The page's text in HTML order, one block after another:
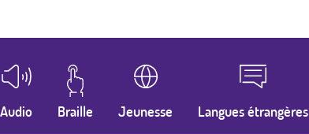
Audio Braille Jeunesse Langues étrangères